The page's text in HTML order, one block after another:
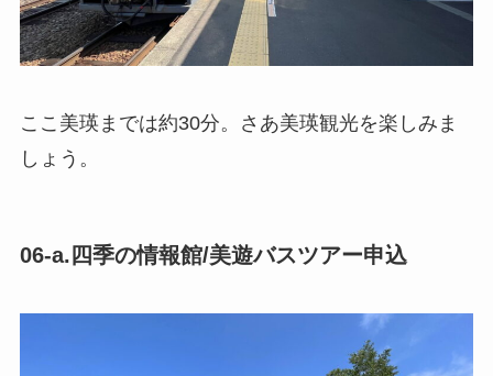
ここ美瑛までは約30分。さあ美瑛観光を楽しみま
しょう。
06-a.四季の情報館/美遊バスツアー申込